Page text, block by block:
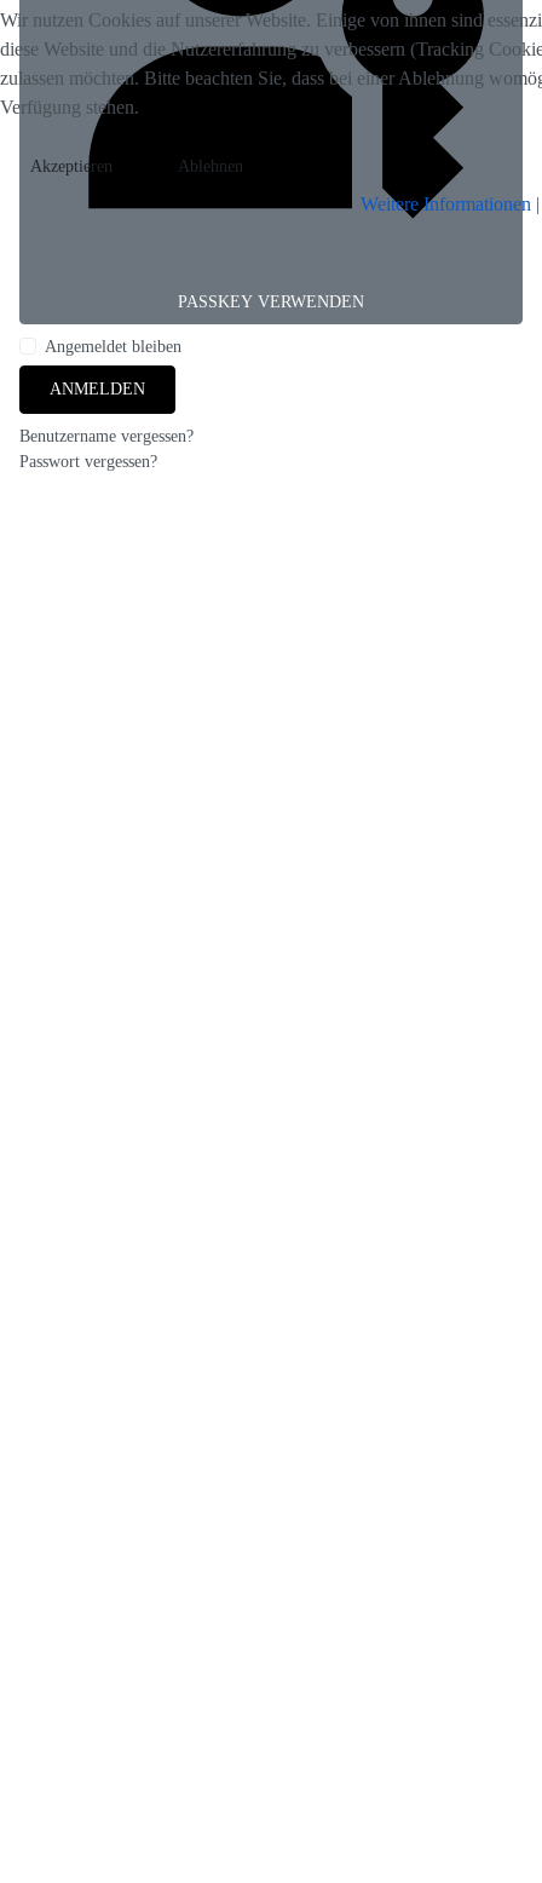
PASSKEY VERWENDEN
Angemeldet bleiben
ANMELDEN
Benutzername vergessen?
Passwort vergessen?
Wir nutzen Cookies auf unserer Website. Einige von ihnen sind
diese Website und die Nutzererfahrung zu verbessern (Tracking
zulassen möchten. Bitte beachten Sie, dass bei einer Ablehnung
Verfügung stehen.
Akzeptieren Ablehnen
Weitere Informationen